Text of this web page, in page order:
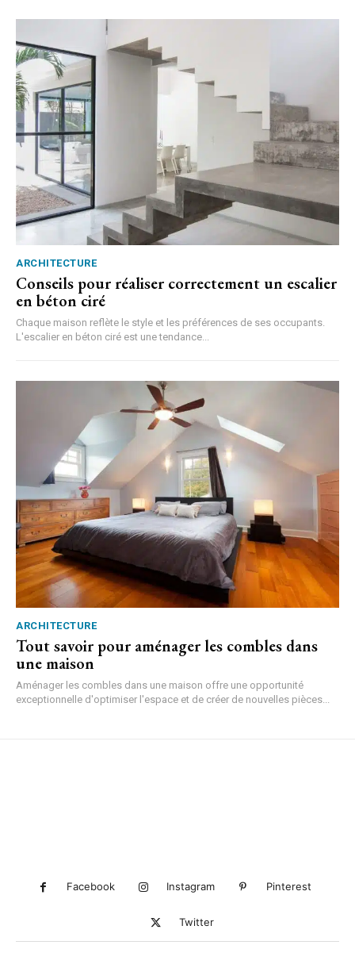
ARCHITECTURE
Conseils pour réaliser correctement un escalier
en béton ciré
Chaque maison reflète le style et les préférences de ses occupants.
L'escalier en béton ciré est une tendance...
ARCHITECTURE
Tout savoir pour aménager les combles dans
une maison
Aménager les combles dans une maison offre une opportunité
exceptionnelle d'optimiser l'espace et de créer de nouvelles pièces...
Facebook Instagram Pinterest
Twitter